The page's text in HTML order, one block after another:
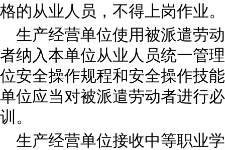
格的从业人员，不得上岗作业。
生产经营单位使用被派遣劳
者纳入本单位从业人员统一管
位安全操作规程和安全操作技
单位应当对被派遣劳动者进行
训。
生产经营单位接收中等职业